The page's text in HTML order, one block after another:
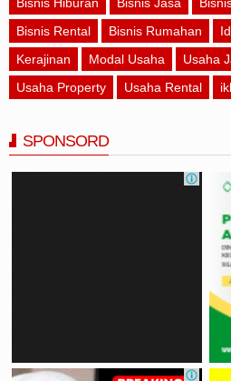
Bisnis Hiburan Bisnis Jasa
Bisnis Rental
Bisnis Rumahan
Kerajinan
Modal Usaha Usaha
Usaha Property
Usaha Rental
SPONSORD